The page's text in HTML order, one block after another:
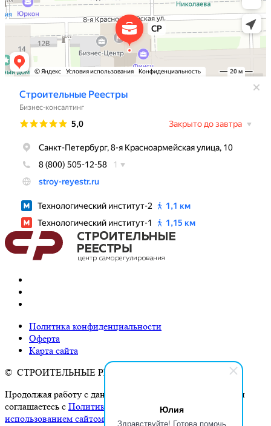
Юлия
Здравствуйте! Готова помочь
Политика конфиденциальности
Оферта
Карта сайта
© СТРОИТЕЛЬНЫЕ РЕЕСТРЫ, 2026
Продолжая работу с данным сайтом, Вы подтверждаете и
соглашаетесь с Политикой конфиденциальности и
использованием сайтом cookies и сервисов аналитики